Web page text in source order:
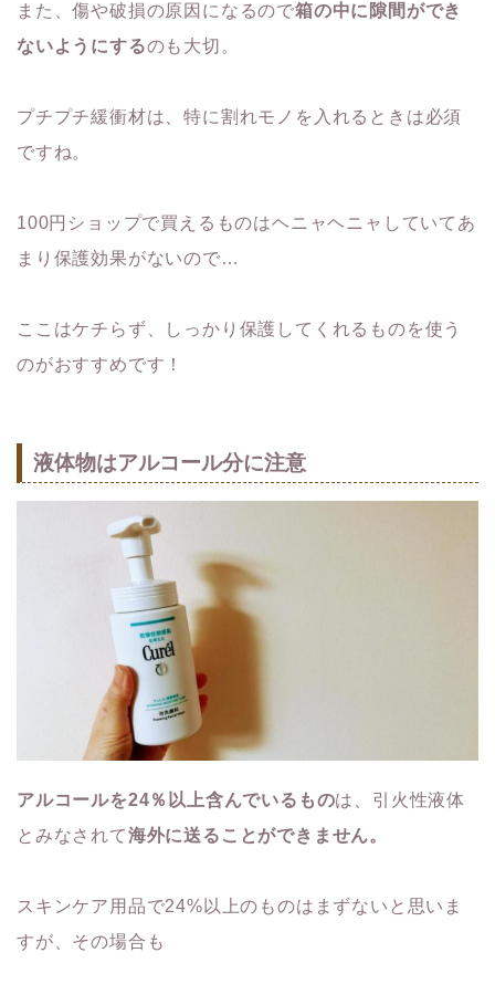
また、傷や破損の原因になるので箱の中に隙間ができ
ないようにするのも大切。
プチプチ緩衝材は、特に割れモノを入れるときは必須
ですね。
100円ショップで買えるものはヘニャヘニャしていてあ
まり保護効果がないので…
ここはケチらず、しっかり保護してくれるものを使う
のがおすすめです！
液体物はアルコール分に注意
アルコールを24％以上含んでいるものは、引火性液体
とみなされて海外に送ることができません。
スキンケア用品で24%以上のものはまずないと思いま
すが、その場合も